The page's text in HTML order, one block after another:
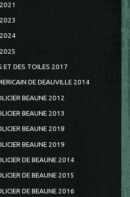
ET DES TOILES 2017
DE DEAUVILLE 2014
BEAUNE 2012
BEAUNE 2013
BEAUNE 2018
BEAUNE 2019
DE BEAUNE 2014
DE BEAUNE 2015
DE BEAUNE 2016